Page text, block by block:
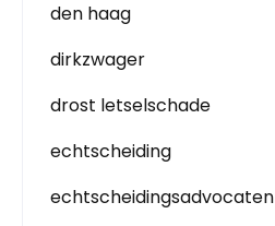
den haag
dirkzwager
drost letselschade
echtscheiding
echtscheidingsadvocaten